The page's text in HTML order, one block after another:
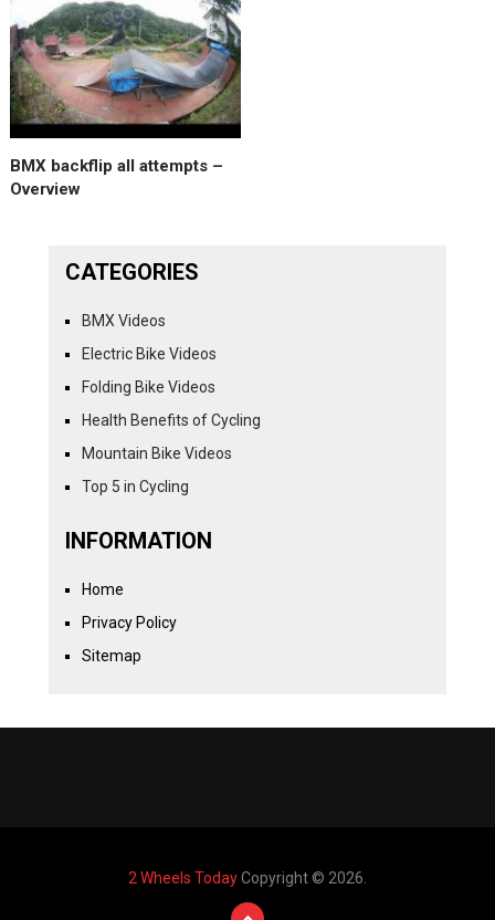
BMX backflip all attempts –
Overview
CATEGORIES
BMX Videos
Electric Bike Videos
Folding Bike Videos
Health Benefits of Cycling
Mountain Bike Videos
Top 5 in Cycling
INFORMATION
Home
Privacy Policy
Sitemap
2 Wheels TodayCopyright © 2026.